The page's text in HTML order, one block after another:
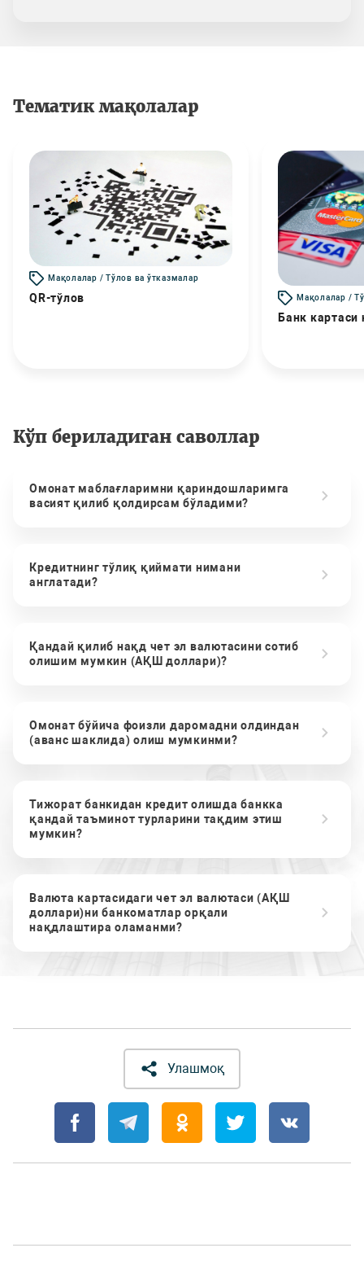
Тематик мақолалар
Мақолалар / Тўлов ва ўтказмалар
QR-тўлов Мақолалар /
Банк картаси
Кўп бериладиган саволлар
Омонат маблағларимни қариндошларимга
васият қилиб қолдирсам бўладими?
Кредитнинг тўлиқ қиймати нимани
англатади?
Қандай қилиб нақд чет эл валютасини сотиб
олишим мумкин (АҚШ доллари)?
Омонат бўйича фоизли даромадни олдиндан
(аванс шаклида) олиш мумкинми?
Тижорат банкидан кредит олишда банкка
қандай таъминот турларини тақдим этиш
мумкин?
Валюта картасидаги чет эл валютаси (АҚШ
доллари)ни банкоматлар орқали
нақдлаштира оламанми?
Улашмоқ